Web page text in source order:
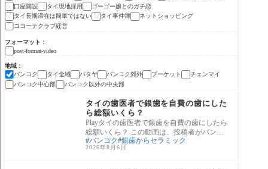
口座開設
タイ現地採用
ゴーゴー嬢とのガチ恋
タイ長期滞在は簡単ではない
タイ事件簿
ネットショッピング
コヨーテクラブ経営
フォーマット
post-format-video
地域
バンコク
タイ全域 パタヤ バンコク郊外 プーケット
チェンマイ
バンコク中心部
バンコク以外の中央部
タイ医療・保険情報
タイの歯医者で銀歯を自費の歯にした
ら総額いくら？
Playタイの歯医者で銀歯を自費の歯にしたら
総額いくら？ この動画は、投稿者がバンコ
クの歯科医院で長年悩んでいた銀歯を、自
費診
バンコク 銀歯からセラミック
2026年8月6日